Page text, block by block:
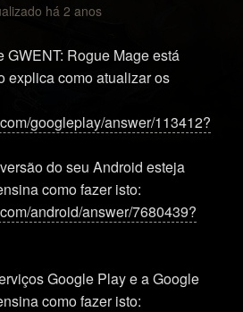
há 2 anos
GWENT: Rogue Mage está
explica como atualizar os
googleplay/answer/113412?
do seu Android esteja
como fazer isto:
android/answer/7680439?
Google Play e a Google
como fazer isto: